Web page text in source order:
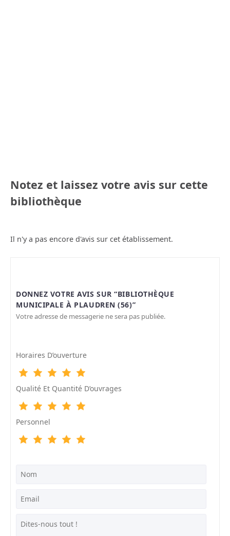
Notez et laissez votre avis sur cette
bibliothèque
Il n'y a pas encore d'avis sur cet établissement.
DONNEZ VOTRE AVIS SUR “BIBLIOTHÈQUE
MUNICIPALE À PLAUDREN (56)”
Votre adresse de messagerie ne sera pas publiée.
Horaires D’ouverture
Qualité Et Quantité D’ouvrages
Personnel